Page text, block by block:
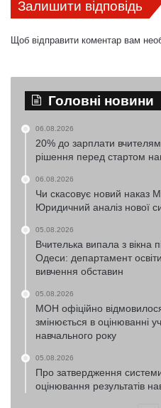
Залишити відповідь
Щоб відправити коментар вам
Головні новини
06.08.2026
20% до зарплати
рішення перед стартом
06.08.2026
Чи скасовує новий наказ
Юридичний аналіз нової
05.08.2026
Вчителька випала з вікна
Одеси: департамент
вивчення обставин
05.08.2026
МОН офіційно
змінюється в оцінюванні
навчального року
05.08.2026
Про затвердження системи
оцінювання результатів